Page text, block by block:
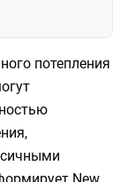
потепления